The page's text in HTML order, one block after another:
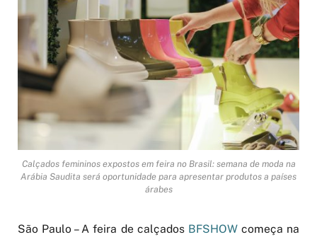
Calçados femininos expostos em feira no Brasil: semana de moda na
Arábia Saudita será oportunidade para apresentar produtos a países
árabes
São Paulo – A feira de calçados BFSHOWcomeça na